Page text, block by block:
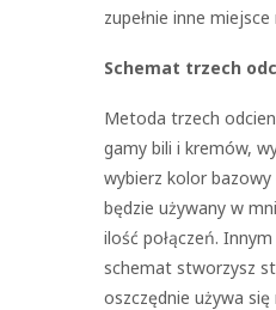
zupełnie inne
Schemat trzech
Metoda trzech
gamy bili i kremów,
wybierz kolor
będzie używany w
ilość połączeń.
schemat stworzysz
oszczędnie używa